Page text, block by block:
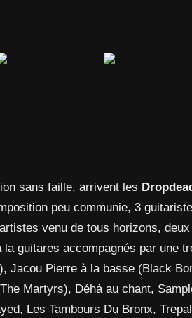
sans faille, arrivent les
peu communie, 3
venu de tous horizons,
la guitares accompagnés par une
Jacou Pierre à la basse (Black
Martyrs), Déhà au chant,
Les Tambours Du Bronx,